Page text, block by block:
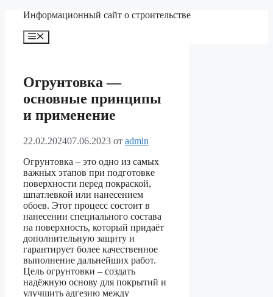
Перейти
содержимому
Информационный сайт о строительстве
Меню
Огрунтовка —
основные принципы
и применение
22.02.202407.06.2023 от admin
Огрунтовка – это одно из самых
важных этапов при подготовке
поверхности перед покраской,
шпатлевкой или нанесением
обоев. Этот процесс состоит в
нанесении специального состава
на поверхность, который придаёт
дополнительную защиту и
гарантирует более качественное
выполнение дальнейших работ.
Цель огрунтовки – создать
надёжную основу для покрытий и
улучшить адгезию между